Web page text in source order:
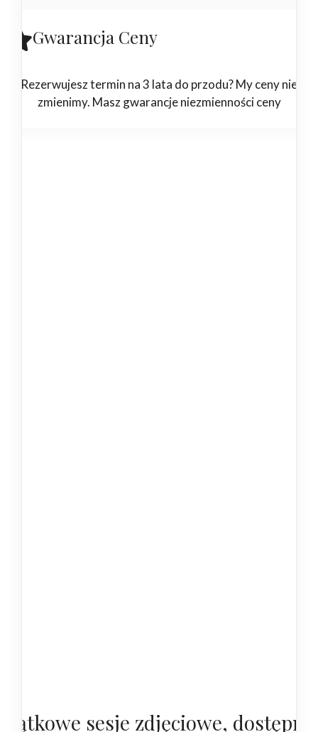
Gwarancja Ceny
Rezerwujesz termin na 3 lata do przodu? My ceny nie
zmienimy. Masz gwarancje niezmienności ceny
sesje zdjęciowe,